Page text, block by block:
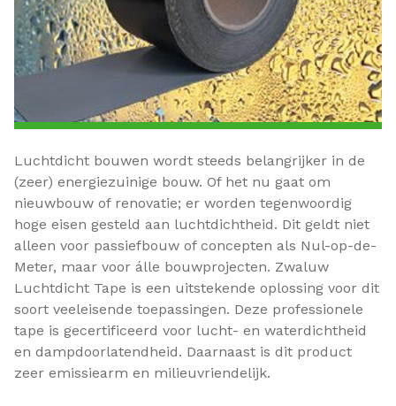
Luchtdicht bouwen wordt steeds belangrijker in de
(zeer) energiezuinige bouw. Of het nu gaat om
nieuwbouw of renovatie; er worden tegenwoordig
hoge eisen gesteld aan luchtdichtheid. Dit geldt niet
alleen voor passiefbouw of concepten als Nul-op-de-
Meter, maar voor álle bouwprojecten. Zwaluw
Luchtdicht Tape is een uitstekende oplossing voor dit
soort veeleisende toepassingen. Deze professionele
tape is gecertificeerd voor lucht- en waterdichtheid
en dampdoorlatendheid. Daarnaast is dit product
zeer emissiearm en milieuvriendelijk.